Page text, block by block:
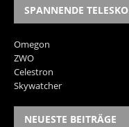
SPANNENDE
Omegon
ZWO
Celestron
Skywatcher
NEUESTE BEITRÄGE